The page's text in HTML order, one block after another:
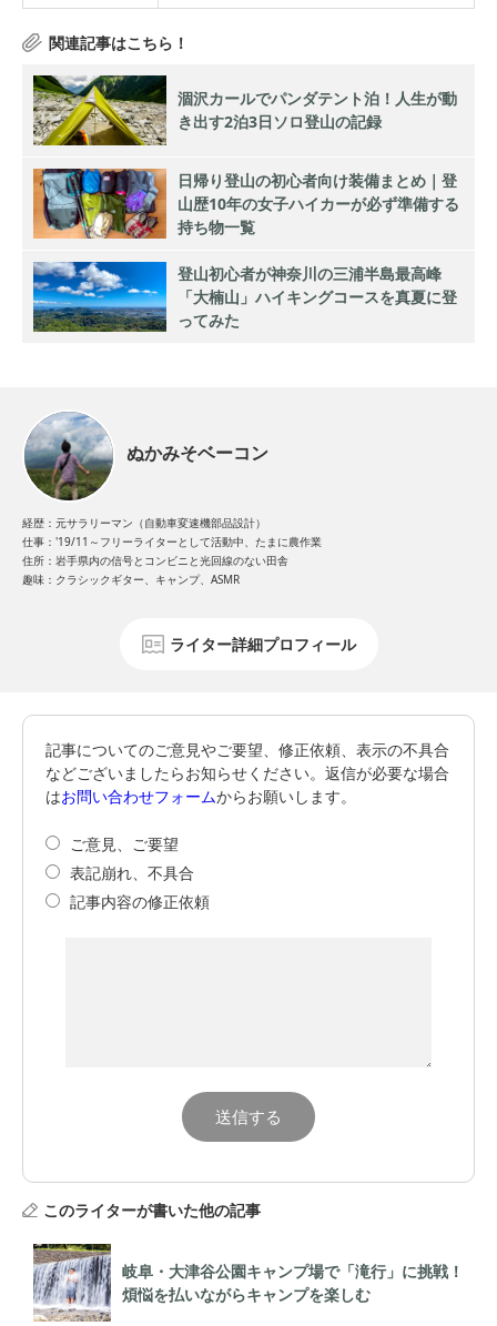
涸沢カールでパンダテント泊！人生が動
き出す2泊3日ソロ登山の記録
日帰り登山の初心者向け装備まとめ｜登
山歴10年の女子ハイカーが必ず準備する
持ち物一覧
登山初心者が神奈川の三浦半島最高峰
「大楠山」ハイキングコースを真夏に登
ってみた
ぬかみそベーコン
経歴：元サラリーマン（自動車変速機部品設計）
仕事：'19/11～フリーライターとして活動中、たまに農作業
住所：岩手県内の信号とコンビニと光回線のない田舎
趣味：クラシックギター、キャンプ、ASMR
ライター詳細プロフィール
記事についてのご意見やご要望、修正依頼、表示の不具合
などございましたらお知らせください。返信が必要な場合
はお問い合わせフォームからお願いします。
ご意見、ご要望
表記崩れ、不具合
記事内容の修正依頼
このライターが書いた他の記事
岐阜・大津谷公園キャンプ場で「滝行」に挑戦！
煩悩を払いながらキャンプを楽しむ